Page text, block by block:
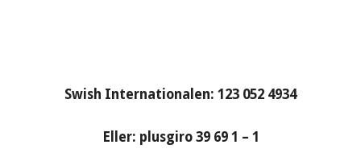
Swish Internationalen: 123 052 4934
Eller: plusgiro 39 69 1 – 1